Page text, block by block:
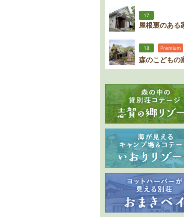
17
屋根裏のある
18 Premium
森のこどもの